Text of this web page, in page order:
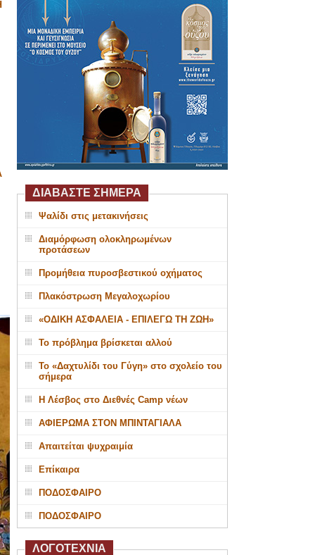
ΔΙΑΒΑΣΤΕ ΣΗΜΕΡΑ
Ψαλίδι στις μετακινήσεις
Διαμόρφωση ολοκληρωμένων
προτάσεων
Προμήθεια πυροσβεστικού οχήματος
Πλακόστρωση Μεγαλοχωρίου
«ΟΔΙΚΗ ΑΣΦΑΛΕΙΑ - ΕΠΙΛΕΓΩ ΤΗ ΖΩΗ»
Το πρόβλημα βρίσκεται αλλού
Το «Δαχτυλίδι του Γύγη» στο σχολείο του
σήμερα
Η Λέσβος στο Διεθνές Camp νέων
ΑΦΙΕΡΩΜΑ ΣΤΟΝ ΜΠΙΝΤΑΓΙΑΛΑ
Απαιτείται ψυχραιμία
Επίκαιρα
ΠΟΔΟΣΦΑΙΡΟ
ΠΟΔΟΣΦΑΙΡΟ
ΛΟΓΟΤΕΧΝΙΑ